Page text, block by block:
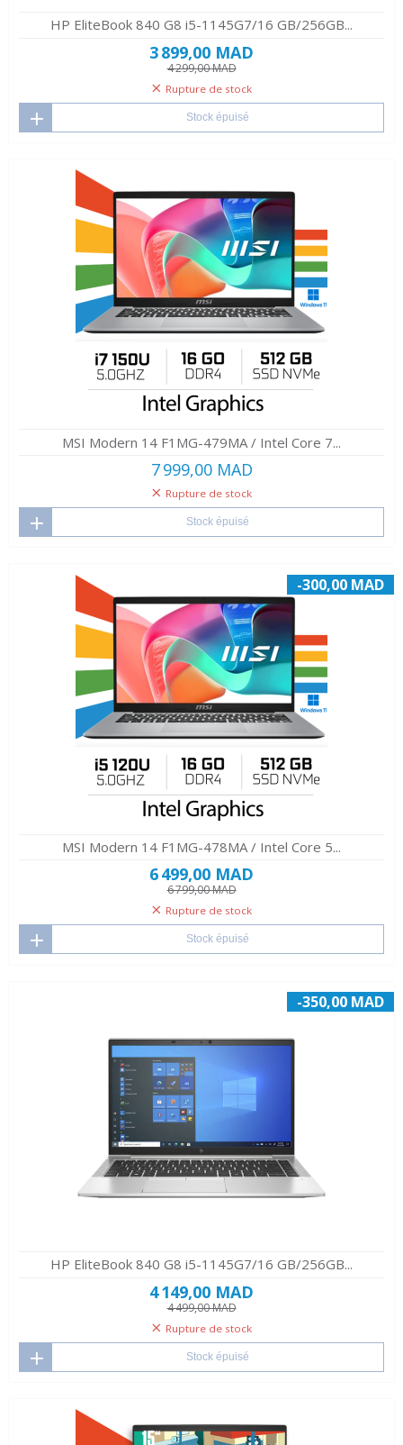
HP EliteBook 840 G8 i5-1145G7/16 GB/256GB...
3 899,00 MAD
4 299,00 MAD
Rupture de stock
Stock épuisé
MSI Modern 14 F1MG-479MA / Intel Core 7...
7 999,00 MAD
Rupture de stock
Stock épuisé
-300,00 MAD
MSI Modern 14 F1MG-478MA / Intel Core 5...
6 499,00 MAD
6 799,00 MAD
Rupture de stock
Stock épuisé
-350,00 MAD
HP EliteBook 840 G8 i5-1145G7/16 GB/256GB...
4 149,00 MAD
4 499,00 MAD
Rupture de stock
Stock épuisé